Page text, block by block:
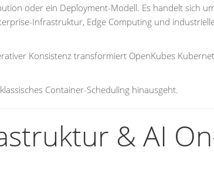
oder ein Deployment-Modell. Es handelt sich
Infrastruktur, Edge Computing und
Konsistenz transformiert OpenKubes
Container-Scheduling hinausgeht.
& AI